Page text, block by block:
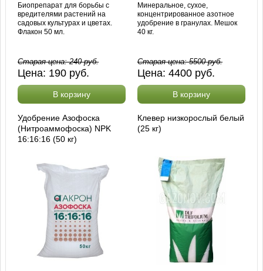
Биопрепарат для борьбы с
вредителями растений на
садовых культурах и цветах.
Флакон 50 мл.
Старая цена:240руб.
Цена: 190 руб.
В корзину
Минеральное, сухое,
концентрированное азотное
удобрение в гранулах. Мешок
40 кг.
Старая цена:5500руб.
Цена: 4400 руб.
В корзину
Удобрение Азофоска
(Нитроаммофоска) NPK
16:16:16 (50 кг)
Клевер низкорослый белый
(25 кг)